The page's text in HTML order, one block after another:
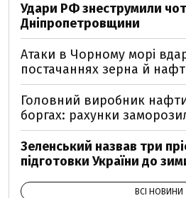
Удари РФ знеструмили
Дніпропетровщини
Атаки в Чорному морі
постачаннях зерна й
Головний виробник нафти
боргах: рахунки
Зеленський назвав три
підготовки України до
ВСІ НОВИНИ